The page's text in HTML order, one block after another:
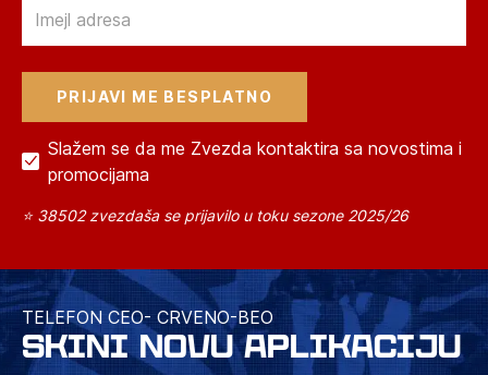
Slažem se da me Zvezda kontaktira sa novostima i
promocijama
⭐ 38502 zvezdaša se prijavilo u toku sezone 2025/26
TELEFON CEO- CRVENO-BEO
SKINI NOVU APLIKACIJU